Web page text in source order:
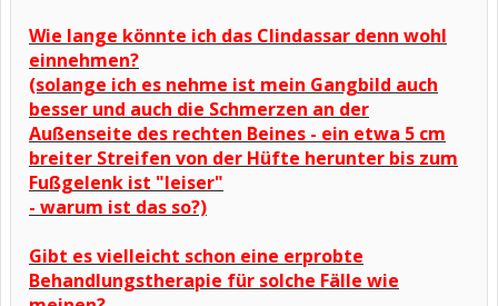
Wie lange könnte ich das Clindassar denn wohl
einnehmen?
(solange ich es nehme ist mein Gangbild auch
besser und auch die Schmerzen an der
Außenseite des rechten Beines - ein etwa 5 cm
breiter Streifen von der Hüfte herunter bis zum
Fußgelenk ist "leiser"
- warum ist das so?)
Gibt es vielleicht schon eine erprobte
Behandlungstherapie für solche Fälle wie